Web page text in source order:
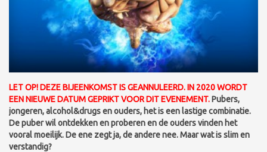
LET OP! DEZE BIJEENKOMST IS GEANNULEERD. IN 2020 WORDT
EEN NIEUWE DATUM GEPRIKT VOOR DIT EVENEMENT.Pubers,
jongeren, alcohol&drugs en ouders, het is een lastige combinatie.
De puber wil ontdekken en proberen en de ouders vinden het
vooral moeilijk. De ene zegt ja, de andere nee. Maar wat is slim en
verstandig?